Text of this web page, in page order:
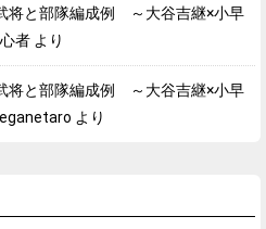
将と部隊編成例 ～大谷吉継×小早
者 より
将と部隊編成例 ～大谷吉継×小早
より